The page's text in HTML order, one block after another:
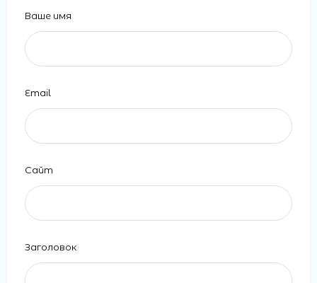
Ваше имя
Email
Сайт
Заголовок